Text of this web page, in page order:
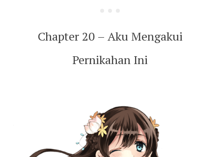
Chapter 20 – Aku Mengakui
Pernikahan Ini